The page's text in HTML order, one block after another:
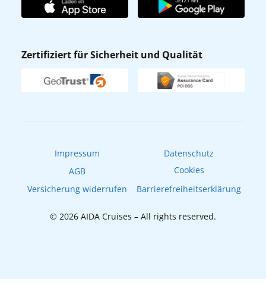
Affiliateprogramm
Verhaltens- & Ethikkodex
Newsletter
Zertifiziert für Sicherheit und Qualität
Impressum
Datenschutz
AGB
Cookies
Versicherung widerrufen
Barrierefreiheitserklärung
© 2026 AIDA Cruises – All rights reserved.